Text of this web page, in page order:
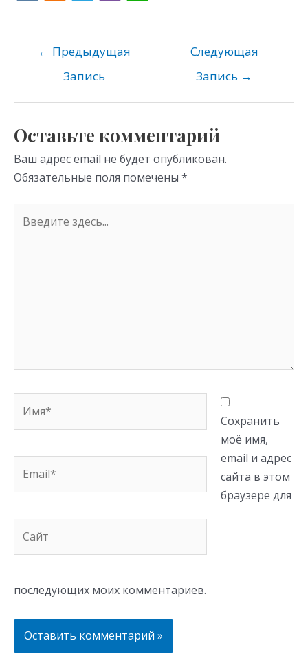
o
kl
as
ni
ki
gr
a
m p
← Предыдущая
Запись
Следующая
Запись →
Оставьте комментарий
Ваш адрес email не будет опубликован.
Обязательные поля помечены *
здесь...
Сохранить
моё имя,
email и адрес
сайта в этом
браузере для
последующих моих комментариев.